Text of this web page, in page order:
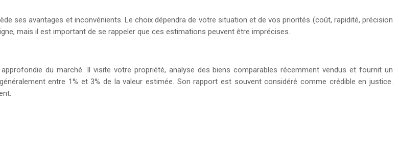
ses avantages et inconvénients. Le choix dépendra de votre situation et de vos priorités (coût, rapidité, précision
mais il est important de se rappeler que ces estimations peuvent être imprécises.
du marché. Il visite votre propriété, analyse des biens comparables récemment vendus et fournit un
entre 1% et 3% de la valeur estimée. Son rapport est souvent considéré comme crédible en justice.